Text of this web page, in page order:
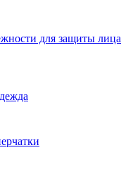
для защиты лица